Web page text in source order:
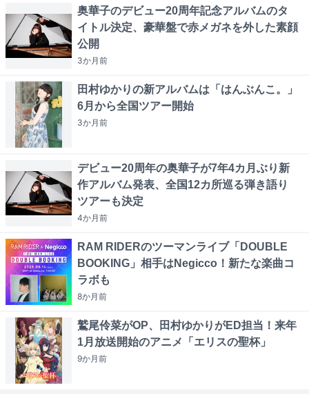
奥華子のデビュー20周年記念アルバムのタ
イトル決定、豪華盤で赤メガネを外した素顔
公開
3か月前
田村ゆかりの新アルバムは「はんぶんこ。」
6月から全国ツアー開始
3か月前
デビュー20周年の奥華子が7年4カ月ぶり新
作アルバム発表、全国12カ所巡る弾き語り
ツアーも決定
4か月前
RAM RIDERのツーマンライブ「DOUBLE
BOOKING」相手はNegicco！新たな楽曲コ
ラボも
8か月前
鷲尾伶菜がOP、田村ゆかりがED担当！来年
1月放送開始のアニメ「エリスの聖杯」
9か月前